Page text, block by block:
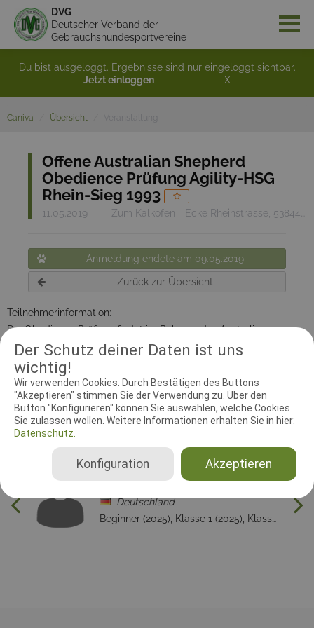
Der Schutz deiner Daten ist uns
wichtig!
Wir verwenden Cookies. Durch Bestätigen des Buttons
"Akzeptieren" stimmen Sie der Verwendung zu. Über den
Button "Konfigurieren" können Sie auswählen, welche Cookies
Sie zulassen wollen. Weitere Informationen erhalten Sie in hier:
Datenschutz.
Akzeptieren
Konfiguration
DVG
Deutscher Verband der
Gebrauchshundesportvereine
Du bist ausgeloggt. Ergebnisse sind nur eingeloggt sichtbar.
Jetzt einloggen
X
Caniva Übersicht
Offene Australian Shepherd
Obedience Prüfung Agility-HSG
Rhein-Sieg 1993
11.05.2019 Zum Kalkofen - Ecke Rheinstrasse, 53844 Troisdorf
Anmeldung endete am 09.05.2019
Zurück zur Übersicht
Teilnehmerinformation:
Die Obedience Prüfung findet im Rahmen des Australian
Shepherd Versatility Wochenendes in Troisdorf statt.
Dementsprechend werden Australian Shepherd Meldungen
vorgezogen und freie Startplätze werden anschießend an
Vereinsmitglieder und andere Rassen/Mischlinge vergeben.
RICHTER UND HELFER
Leistungsrichter
Deutschland
Beginner (2025), Klasse 1 (2025), Klasse 2 (2025), Klasse 3 (2025)